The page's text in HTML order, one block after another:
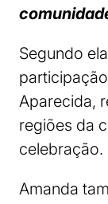
Segundo
Aparecida,
regiões da
celebração.
Amanda